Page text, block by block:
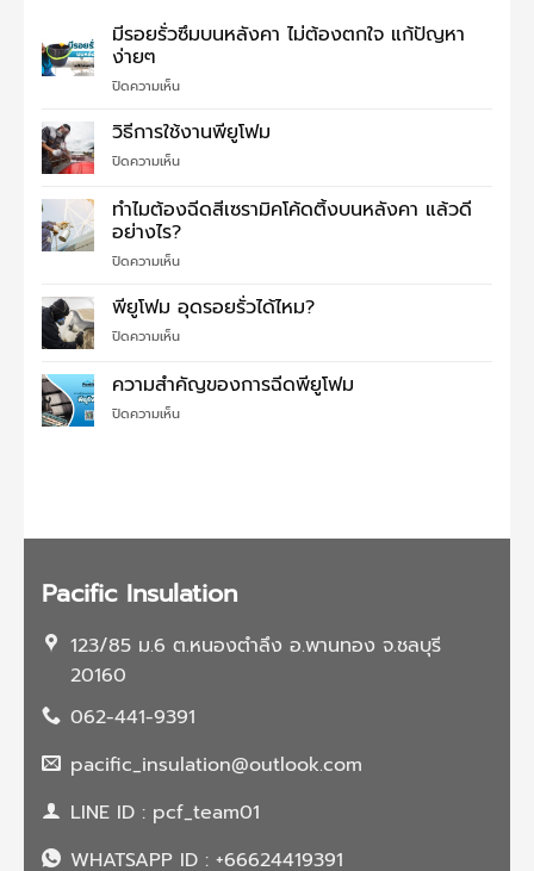
มีรอยรั่วซึมบนหลังคา ไม่ต้องตกใจ แก้ปัญหา
ง่ายๆ
ปิดความเห็นบน
รอย
ซึม
หลังคา
ไม่
ตกใจ
ปัญหา
วิธีการใช้งานพียูโฟม
ปิดความเห็นบน
การ
ใช้
พี
โฟม
ทำไมต้องฉีดสีเซรามิคโค้ดติ้งบนหลังคา แล้วดี
อย่างไร?
ปิดความเห็นบน
ต้อง
ฉีด
สี
โค้ด
บน
พียูโฟม อุดรอยรั่วได้ไหม?
ปิดความเห็นบน
ยู
โฟม
อุด
ความสำคัญของการฉีดพียูโฟม
ปิดความเห็นบน
พี
Pacific Insulation
123/85 ม.6 ต.หนองตำลึง อ.พานทอง จ.ชลบุรี
20160
062-441-9391
pacific_insulation@outlook.com
LINE ID : pcf_team01
WHATSAPP ID : +66624419391